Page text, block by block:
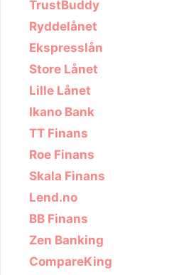
TrustBuddy
Ryddelånet
Ekspresslån
Store Lånet
Lille Lånet
Ikano Bank
TT Finans
Roe Finans
Skala Finans
Lend.no
BB Finans
Zen Banking
CompareKing